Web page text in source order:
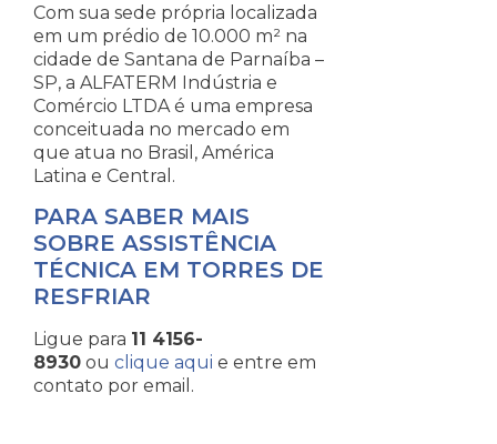
Com sua sede própria localizada
em um prédio de 10.000 m² na
cidade de Santana de Parnaíba –
SP, a ALFATERM Indústria e
Comércio LTDA é uma empresa
conceituada no mercado em
que atua no Brasil, América
Latina e Central.
PARA SABER MAIS
SOBRE ASSISTÊNCIA
TÉCNICA EM TORRES DE
RESFRIAR
Ligue para 11 4156-
8930 ou clique aqui e entre em
contato por email.